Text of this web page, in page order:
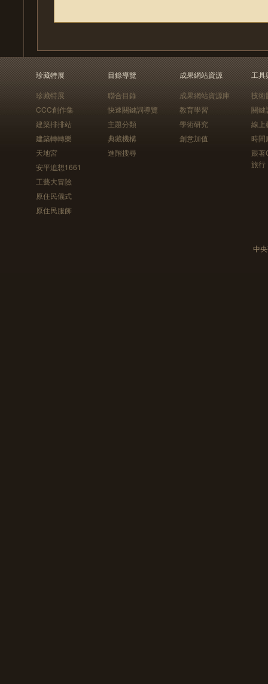
珍藏特展
珍藏特展
CCC創作集
建築排排站
建築轉轉樂
天地宮
安平追想1661
工藝大冒險
原住民儀式
原住民服飾
目錄導覽
聯合目錄
快速關鍵詞導覽
主題分類
典藏機構
進階搜尋
成果網站資源
成果網站資源庫
教育學習
學術研究
創意加值
工具
技術
關鍵
線上
時間
跟
旅行
中